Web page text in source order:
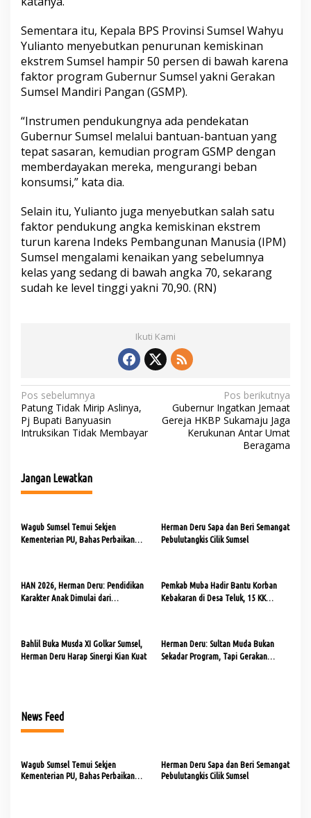
l
T
u
r
u
n
Sementara itu, Kepala BPS Provinsi Sumsel Wahyu
Yulianto menyebutkan penurunan kemiskinan
ekstrem Sumsel hampir 50 persen di bawah karena
faktor program Gubernur Sumsel yakni Gerakan
Sumsel Mandiri Pangan (GSMP).
“Instrumen pendukungnya ada pendekatan
Gubernur Sumsel melalui bantuan-bantuan yang
tepat sasaran, kemudian program GSMP dengan
memberdayakan mereka, mengurangi beban
konsumsi,” kata dia.
Selain itu, Yulianto juga menyebutkan salah satu
faktor pendukung angka kemiskinan ekstrem
turun karena Indeks Pembangunan Manusia (IPM)
Sumsel mengalami kenaikan yang sebelumnya
kelas yang sedang di bawah angka 70, sekarang
sudah ke level tinggi yakni 70,90. (RN)
Ikuti Kami
N
a
v
g
a
i
s
Pos sebelumnya
Patung Tidak Mirip Aslinya,
Pj Bupati Banyuasin
Intruksikan Tidak Membayar
Pos berikutnya
Gubernur Ingatkan Jemaat
Gereja HKBP Sukamaju Jaga
Kerukunan Antar Umat
Beragama
Jangan Lewatkan
Wagub Sumsel Temui Sekjen
Kementerian PU, Bahas Perbaikan
Herman Deru Sapa dan Beri Semangat
Pebulutangkis Cilik Sumsel
HAN 2026, Herman Deru: Pendidikan
Karakter Anak Dimulai dari
Pemkab Muba Hadir Bantu Korban
Kebakaran di Desa Teluk, 15 KK
Bahlil Buka Musda XI Golkar Sumsel,
Herman Deru Harap Sinergi Kian Kuat
Herman Deru: Sultan Muda Bukan
Sekadar Program, Tapi Gerakan
News Feed
Wagub Sumsel Temui Sekjen
Kementerian PU, Bahas Perbaikan
Herman Deru Sapa dan Beri Semangat
Pebulutangkis Cilik Sumsel